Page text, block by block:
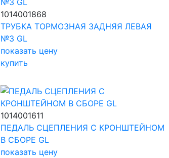
1014001868
ТРУБКА ТОРМОЗНАЯ ЗАДНЯЯ ЛЕВАЯ
№3 GL
показать цену
купить
1014001611
ПЕДАЛЬ СЦЕПЛЕНИЯ С КРОНШТЕЙНОМ
В СБОРЕ GL
показать цену